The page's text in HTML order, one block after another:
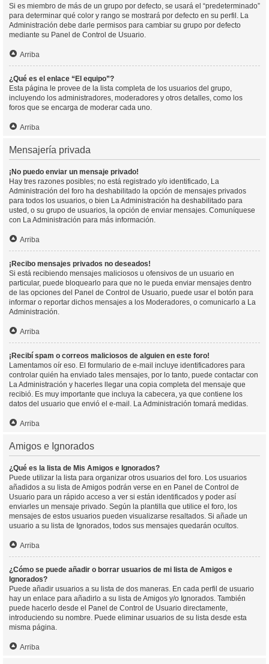
Si es miembro de más de un grupo por defecto, se usará el “predeterminado”
para determinar qué color y rango se mostrará por defecto en su perfil. La
Administración debe darle permisos para cambiar su grupo por defecto
mediante su Panel de Control de Usuario.
Arriba
¿Qué es el enlace “El equipo”?
Esta página le provee de la lista completa de los usuarios del grupo,
incluyendo los administradores, moderadores y otros detalles, como los
foros que se encarga de moderar cada uno.
Arriba
Mensajería privada
¡No puedo enviar un mensaje privado!
Hay tres razones posibles; no está registrado y/o identificado, La
Administración del foro ha deshabilitado la opción de mensajes privados
para todos los usuarios, o bien La Administración ha deshabilitado para
usted, o su grupo de usuarios, la opción de enviar mensajes. Comuníquese
con La Administración para más información.
Arriba
¡Recibo mensajes privados no deseados!
Si está recibiendo mensajes maliciosos u ofensivos de un usuario en
particular, puede bloquearlo para que no le pueda enviar mensajes dentro
de las opciones del Panel de Control de Usuario, puede usar el botón para
informar o reportar dichos mensajes a los Moderadores, o comunicarlo a La
Administración.
Arriba
¡Recibí spam o correos maliciosos de alguien en este foro!
Lamentamos oír eso. El formulario de e-mail incluye identificadores para
controlar quién ha enviado tales mensajes, por lo tanto, puede contactar con
La Administración y hacerles llegar una copia completa del mensaje que
recibió. Es muy importante que incluya la cabecera, ya que contiene los
datos del usuario que envió el e-mail. La Administración tomará medidas.
Arriba
Amigos e Ignorados
¿Qué es la lista de Mis Amigos e Ignorados?
Puede utilizar la lista para organizar otros usuarios del foro. Los usuarios
añadidos a su lista de Amigos podrán verse en en Panel de Control de
Usuario para un rápido acceso a ver si están identificados y poder así
enviarles un mensaje privado. Según la plantilla que utilice el foro, los
mensajes de estos usuarios pueden visualizarse resaltados. Si añade un
usuario a su lista de Ignorados, todos sus mensajes quedarán ocultos.
Arriba
¿Cómo se puede añadir o borrar usuarios de mi lista de Amigos e
Ignorados?
Puede añadir usuarios a su lista de dos maneras. En cada perfil de usuario
hay un enlace para añadirlo a su lista de Amigos y/o Ignorados. También
puede hacerlo desde el Panel de Control de Usuario directamente,
introduciendo su nombre. Puede eliminar usuarios de su lista desde esta
misma página.
Arriba